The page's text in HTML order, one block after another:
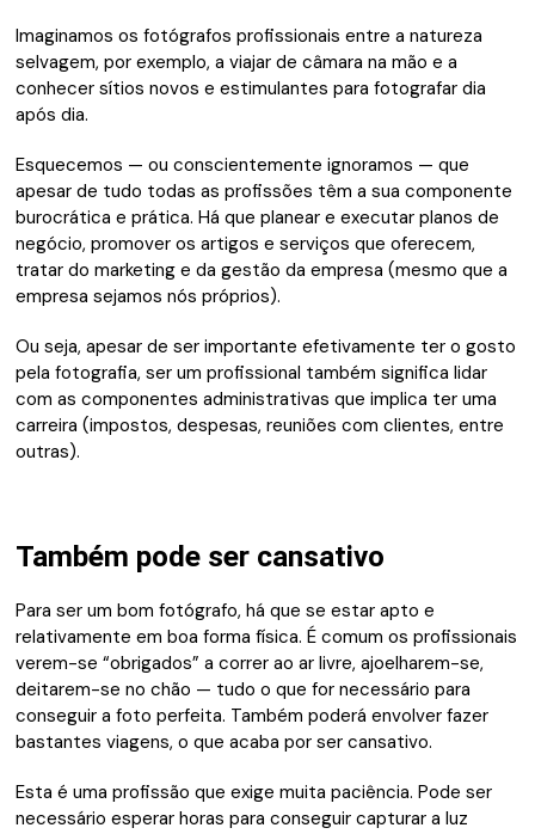
Imaginamos os fotógrafos profissionais entre a natureza
selvagem, por exemplo, a viajar de câmara na mão e a
conhecer sítios novos e estimulantes para fotografar dia
após dia.
Esquecemos — ou conscientemente ignoramos — que
apesar de tudo todas as profissões têm a sua componente
burocrática e prática. Há que planear e executar planos de
negócio, promover os artigos e serviços que oferecem,
tratar do marketing e da gestão da empresa (mesmo que a
empresa sejamos nós próprios).
Ou seja, apesar de ser importante efetivamente ter o gosto
pela fotografia, ser um profissional também significa lidar
com as componentes administrativas que implica ter uma
carreira (impostos, despesas, reuniões com clientes, entre
outras).
Também pode ser cansativo
Para ser um bom fotógrafo, há que se estar apto e
relativamente em boa forma física. É comum os profissionais
verem-se “obrigados” a correr ao ar livre, ajoelharem-se,
deitarem-se no chão — tudo o que for necessário para
conseguir a foto perfeita. Também poderá envolver fazer
bastantes viagens, o que acaba por ser cansativo.
Esta é uma profissão que exige muita paciência. Pode ser
necessário esperar horas para conseguir capturar a luz